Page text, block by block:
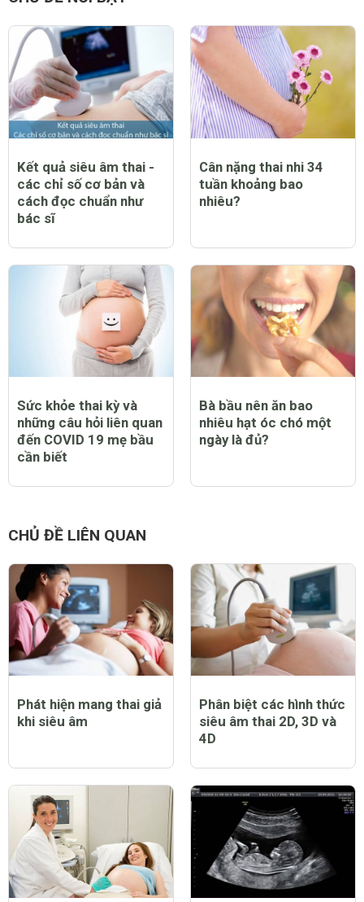
Kết quả siêu âm thai -
các chỉ số cơ bản và
cách đọc chuẩn như
bác sĩ
Cân nặng thai nhi 34
tuần khoảng bao
nhiêu?
Sức khỏe thai kỳ và
những câu hỏi liên quan
đến COVID 19 mẹ bầu
cần biết
Bà bầu nên ăn bao
nhiêu hạt óc chó một
ngày là đủ?
CHỦ ĐỀ LIÊN QUAN
Phát hiện mang thai giả
khi siêu âm
Phân biệt các hình thức
siêu âm thai 2D, 3D và
4D